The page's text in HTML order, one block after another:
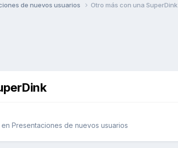
de nuevos usuarios Otro más con una SuperDink
en Presentaciones de nuevos usuarios